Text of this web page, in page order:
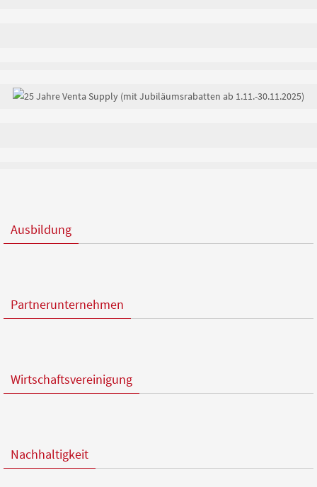
Ausbildung
Partnerunternehmen
Wirtschaftsvereinigung
Nachhaltigkeit